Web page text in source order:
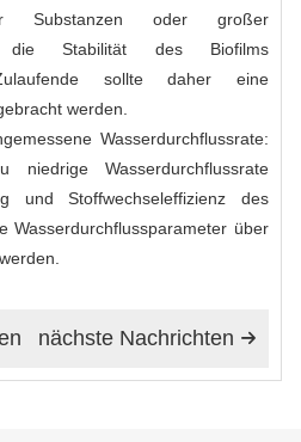
Substanzen oder großer
die Stabilität des Biofilms
sollte daher eine
werden.
Wasserdurchflussrate:
Wasserdurchflussrate
und Stoffwechseleffizienz des
Wasserdurchflussparameter über

nächste Nachrichten